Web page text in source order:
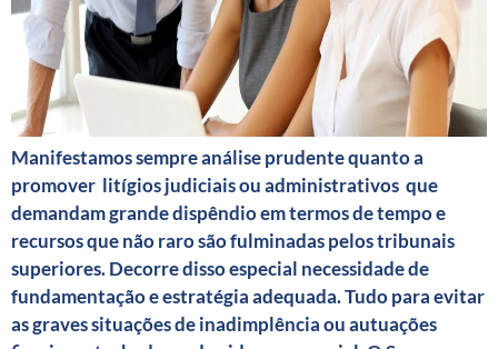
Manifestamos sempre análise prudente quanto a
promover litígios judiciais ou administrativos que
demandam grande dispêndio em termos de tempo e
recursos que não raro são fulminadas pelos tribunais
superiores. Decorre disso especial necessidade de
fundamentação e estratégia adequada. Tudo para evitar
as graves situações de inadimplência ou autuações